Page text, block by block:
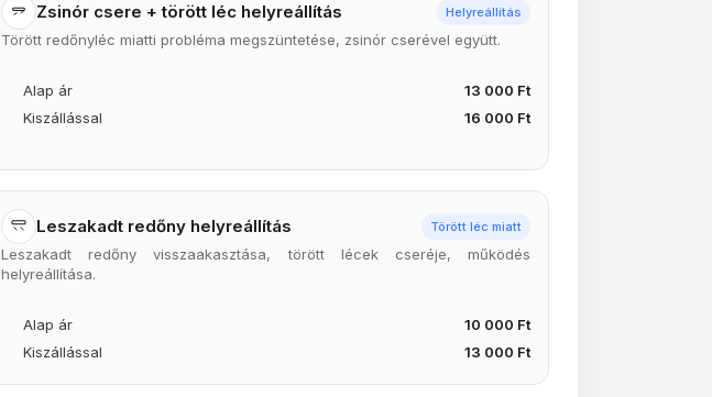
Zsinór csere + törött léc helyreállítás Helyreállítás
Törött redőnyléc miatti probléma megszüntetése, zsinór cserével együtt.
Alap ár
13 000 Ft
Kiszállással
16 000 Ft
Leszakadt redőny helyreállítás Törött léc miatt
Leszakadt redőny visszaakasztása, törött lécek cseréje, működés
helyreállítása.
Alap ár
10 000 Ft
Kiszállással
13 000 Ft